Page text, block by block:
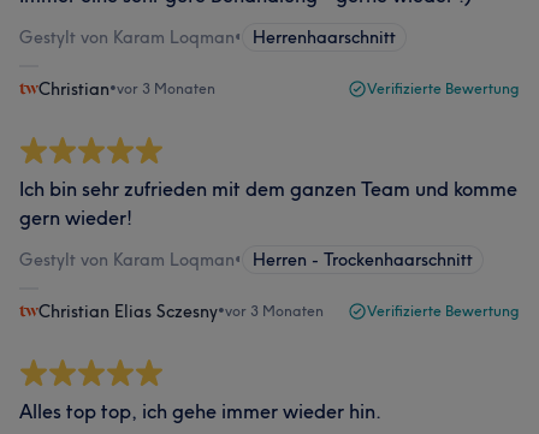
Gestylt von Karam Loqman• Herrenhaarschnitt
Christian•vor 3 Monaten Verifizierte Bewertung
Ich bin sehr zufrieden mit dem ganzen Team und komme
gern wieder!
Gestylt von Karam Loqman• Herren - Trockenhaarschnitt
Christian Elias Sczesny•vor 3 Monaten Verifizierte Bewertung
Alles top top, ich gehe immer wieder hin.